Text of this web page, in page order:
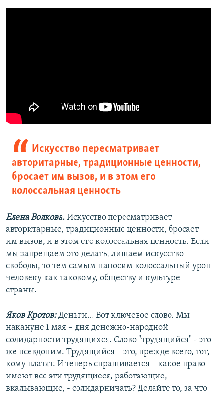
Искусство пересматривает
авторитарные, традиционные ценности,
бросает им вызов, и в этом его
колоссальная ценность
Елена Волкова. Искусство пересматривает
авторитарные, традиционные ценности, бросает
им вызов, и в этом его колоссальная ценность. Если
мы запрещаем это делать, лишаем искусство
свободы, то тем самым наносим колоссальный урон
человеку как таковому, обществу и культуре
страны.
Яков Кротов:Деньги… Вот ключевое слово. Мы
накануне 1 мая – дня денежно-народной
солидарности трудящихся. Слово "трудящийся" - это
же псевдоним. Трудящийся – это, прежде всего, тот,
кому платят. И теперь спрашивается – какое право
имеют все эти трудящиеся, работающие,
вкалывающие, - солидарничать? Делайте то, за что